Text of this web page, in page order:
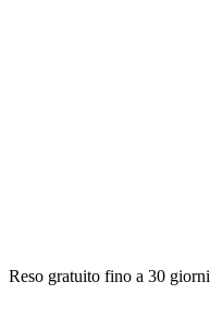
Reso gratuito fino a 30 giorni